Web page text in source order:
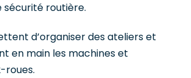
sécurité routière.
d’organiser des ateliers et
en main les machines et
roues.